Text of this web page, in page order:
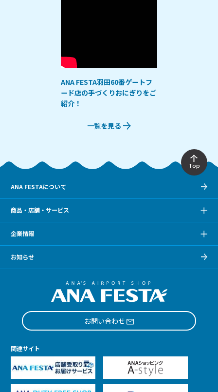
ANA FESTA羽田60番ゲートフ
ード店の手づくりおにぎりをご
紹介！
一覧を見る
Top
ANA FESTAについて
商品・店舗・サービス
企業情報
お知らせ
お問い合わせ
関連サイト